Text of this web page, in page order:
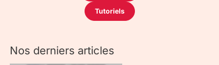
Tutoriels
Nos derniers articles